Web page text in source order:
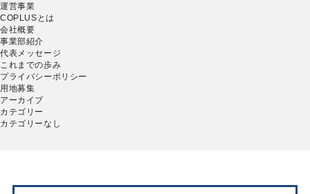
運営事業
COPLUSとは
会社概要
事業部紹介
代表メッセージ
これまでの歩み
プライバシーポリシー
用地募集
アーカイブ
カテゴリー
カテゴリーなし